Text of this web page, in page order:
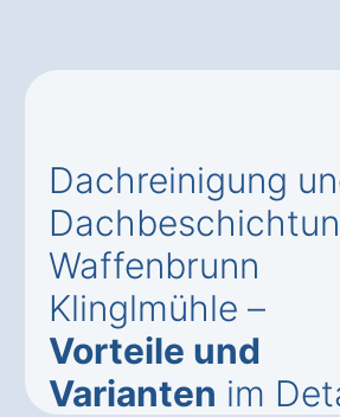
Dachreinigung
Waffenbrunn
Klinglmühle –
Vorteile und
Varianten im